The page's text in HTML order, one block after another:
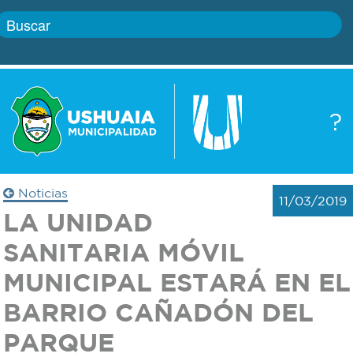
?
Boletín
Defensa
civil
Zoonosis
Gobierno
Trámites
Transparencia
Actualidad
Correo
Noticias
11/03/2019
LA UNIDAD
SANITARIA MÓVIL
MUNICIPAL ESTARÁ EN EL
BARRIO CAÑADÓN DEL
PARQUE